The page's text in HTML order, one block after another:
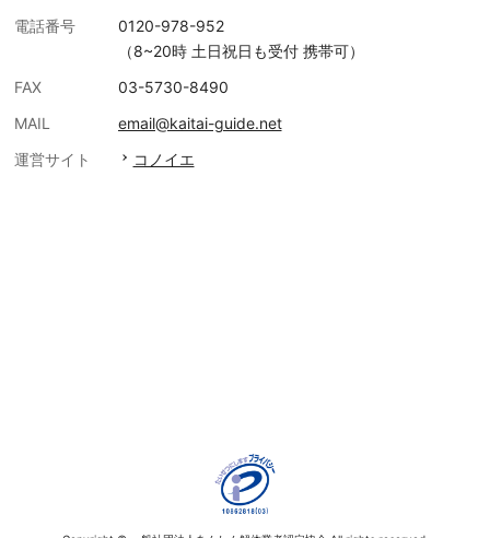
電話番号
0120-978-952
（8~20時 土日祝日も受付 携帯可）
FAX
03-5730-8490
MAIL
email@kaitai-guide.net
運営サイト
コノイエ